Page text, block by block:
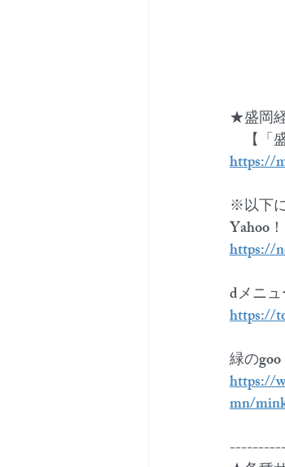
★盛岡
【
https://
※以下
Yahoo
https://
dメニ
https://
緑のgoo
https://
mn/